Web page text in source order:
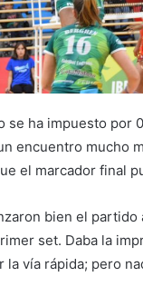
se ha impuesto por
encuentro mucho
el marcador final
bien el
set. Daba la
vía rápida; pero